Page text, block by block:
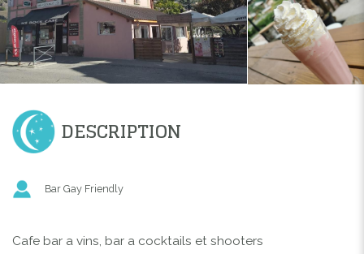
DESCRIPTION
Bar Gay Friendly
Cafe bar a vins, bar a cocktails et shooters